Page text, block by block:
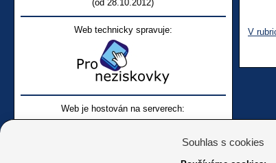
V
(od 28.10.2012)
Web technicky spravuje:
Web je hostován na serverech:
Souhlas s cookies